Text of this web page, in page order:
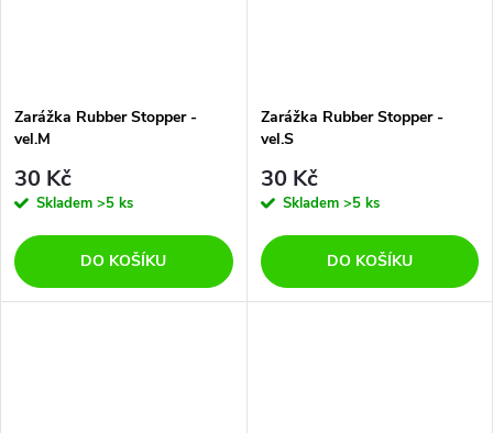
Zarážka Rubber Stopper -
vel.M
30 Kč
Skladem >5 ks
DO KOŠÍKU
Zarážka Rubber Stopper -
vel.S
30 Kč
Skladem >5 ks
DO KOŠÍKU